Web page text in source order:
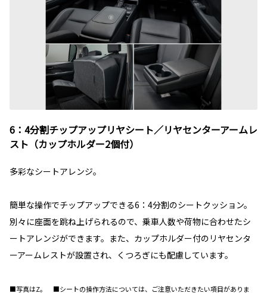
6：4分割チップアップリヤシート／リヤセンターアームレ
スト（カップホルダー2個付）
多彩なシートアレンジ。
簡単な操作でチップアップできる6：4分割のシートクッション。
別々に座面を跳ね上げられるので、乗車人数や荷物に合わせたシ
ートアレンジができます。また、カップホルダー付のリヤセンタ
ーアームレストが設置され、くつろぎにも配慮しています。
■写真はZ。 ■シートの操作方法については、ご注意いただきたい項目がありま